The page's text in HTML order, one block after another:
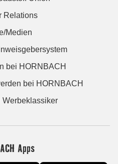
Relations
Medien
bei HORNBACH
bei HORNBACH
Werbeklassiker
Apps